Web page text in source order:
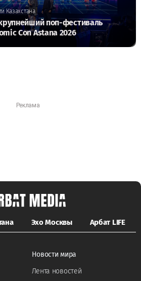
Казахстана
поп-фестиваль
Con Astana 2026
Эхо Москвы Арбат LIFE
Новости мира
Лента новостей